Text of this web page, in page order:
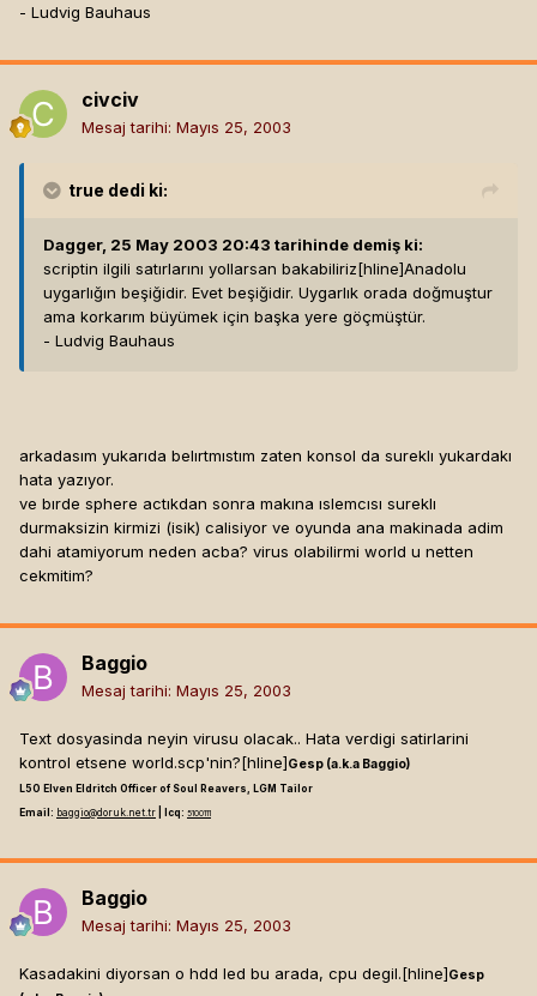
- Ludvig Bauhaus
civciv
Mesaj tarihi: Mayıs 25, 2003
true dedi ki:
Dagger, 25 May 2003 20:43 tarihinde demiş ki:
scriptin ilgili satırlarını yollarsan bakabiliriz[hline]Anadolu
uygarlığın beşiğidir. Evet beşiğidir. Uygarlık orada doğmuştur
ama korkarım büyümek için başka yere göçmüştür.
- Ludvig Bauhaus
arkadasım yukarıda belırtmıstım zaten konsol da sureklı yukardakı
hata yazıyor.
ve bırde sphere actıkdan sonra makına ıslemcısı sureklı
durmaksizin kirmizi (isik) calisiyor ve oyunda ana makinada adim
dahi atamiyorum neden acba? virus olabilirmi world u netten
cekmitim?
Baggio
Mesaj tarihi: Mayıs 25, 2003
Text dosyasinda neyin virusu olacak.. Hata verdigi satirlarini
kontrol etsene world.scp'nin?[hline]Gesp (a.k.a Baggio)
L50 Elven Eldritch Officer of Soul Reavers, LGM Tailor
Email: baggio@doruk.net.tr | Icq: 5100111
Baggio
Mesaj tarihi: Mayıs 25, 2003
Kasadakini diyorsan o hdd led bu arada, cpu degil.[hline]Gesp